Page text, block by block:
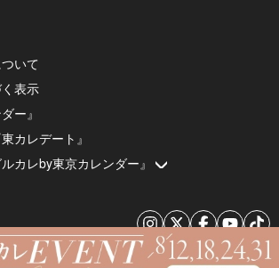
いて
表示
ー』
カレデート』
カレby東京カレンダー』
© 2026 by Tokyo Calendar, Inc.